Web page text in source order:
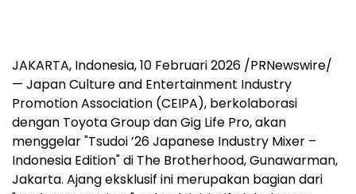
JAKARTA, Indonesia, 10 Februari 2026 /PRNewswire/
— Japan Culture and Entertainment Industry
Promotion Association (CEIPA), berkolaborasi
dengan Toyota Group dan Gig Life Pro, akan
menggelar "Tsudoi ’26 Japanese Industry Mixer –
Indonesia Edition" di The Brotherhood, Gunawarman,
Jakarta. Ajang eksklusif ini merupakan bagian dari